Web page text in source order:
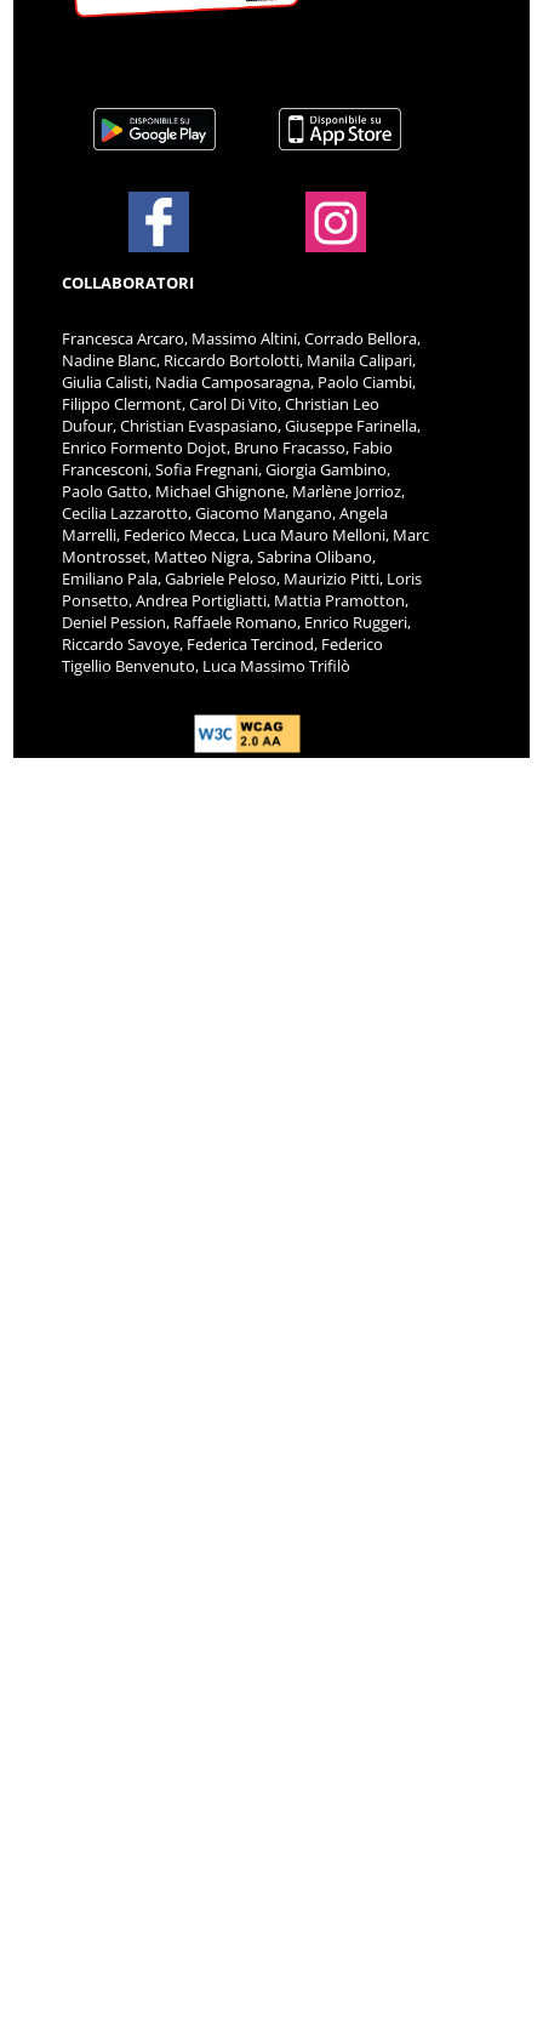
COLLABORATORI
Francesca Arcaro, Massimo Altini, Corrado Bellora,
Nadine Blanc, Riccardo Bortolotti, Manila Calipari,
Giulia Calisti, Nadia Camposaragna, Paolo Ciambi,
Filippo Clermont, Carol Di Vito, Christian Leo
Dufour, Christian Evaspasiano, Giuseppe Farinella,
Enrico Formento Dojot, Bruno Fracasso, Fabio
Francesconi, Sofia Fregnani, Giorgia Gambino,
Paolo Gatto, Michael Ghignone, Marlène Jorrioz,
Cecilia Lazzarotto, Giacomo Mangano, Angela
Marrelli, Federico Mecca, Luca Mauro Melloni, Marc
Montrosset, Matteo Nigra, Sabrina Olibano,
Emiliano Pala, Gabriele Peloso, Maurizio Pitti, Loris
Ponsetto, Andrea Portigliatti, Mattia Pramotton,
Deniel Pession, Raffaele Romano, Enrico Ruggeri,
Riccardo Savoye, Federica Tercinod, Federico
Tigellio Benvenuto, Luca Massimo Trifilò